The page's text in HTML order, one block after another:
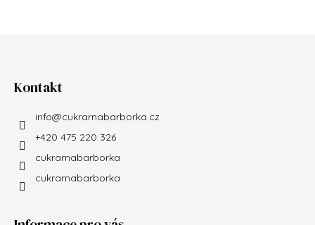
Kontakt
info@cukrarnabarborka.cz
+420 475 220 326
cukrarnabarborka
cukrarnabarborka